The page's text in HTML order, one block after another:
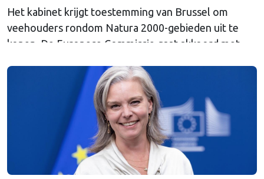
Het kabinet krijgt toestemming van Brussel om
veehouders rondom Natura 2000-gebieden uit te
kopen. De Europese Commissie gaat akkoord met